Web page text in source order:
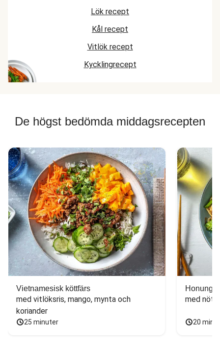
Lök recept
Kål recept
Vitlök recept
Kycklingrecept
De högst bedömda middagsrecepten
Vietnamesisk köttfärs
med vitlöksris, mango, mynta och
koriander
25 minuter
med
20